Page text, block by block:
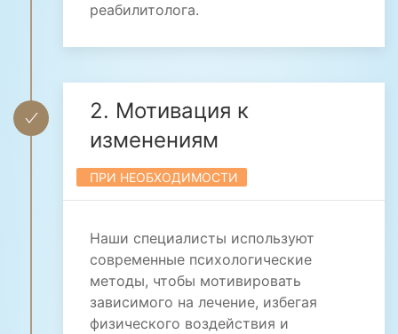
реабилитолога.
2. Мотивация к
изменениям
ПРИ НЕОБХОДИМОСТИ
Наши специалисты используют
современные психологические
методы, чтобы мотивировать
зависимого на лечение, избегая
физического воздействия и